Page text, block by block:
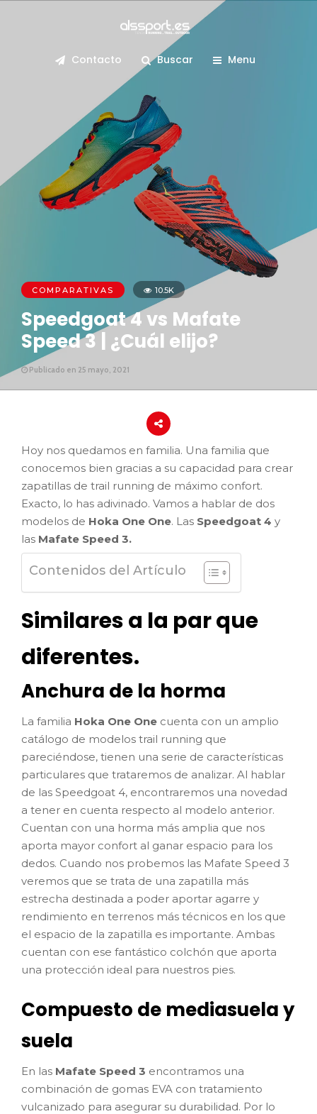
Contacto Buscar Menu
COMPARATIVAS 10.5K
Speedgoat 4 vs Mafate
Speed 3 | ¿Cuál elijo?
Publicado en 25 mayo, 2021
Hoy nos quedamos en familia. Una familia que
conocemos bien gracias a su capacidad para crear
zapatillas de trail running de máximo confort.
Exacto, lo has adivinado. Vamos a hablar de dos
modelos de Hoka One One. Las Speedgoat 4 y
las Mafate Speed 3.
Contenidos del Artículo
Similares a la par que
diferentes.
Anchura de la horma
La familia Hoka One One cuenta con un amplio
catálogo de modelos trail running que
pareciéndose, tienen una serie de características
particulares que trataremos de analizar. Al hablar
de las Speedgoat 4, encontraremos una novedad
a tener en cuenta respecto al modelo anterior.
Cuentan con una horma más amplia que nos
aporta mayor confort al ganar espacio para los
dedos. Cuando nos probemos las Mafate Speed 3
veremos que se trata de una zapatilla más
estrecha destinada a poder aportar agarre y
rendimiento en terrenos más técnicos en los que
el espacio de la zapatilla es importante. Ambas
cuentan con ese fantástico colchón que aporta
una protección ideal para nuestros pies.
Compuesto de mediasuela y
suela
En las Mafate Speed 3 encontramos una
combinación de gomas EVA con tratamiento
vulcanizado para asegurar su durabilidad. Por lo